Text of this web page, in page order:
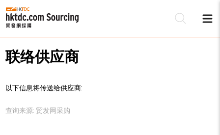
联络供应商
以下信息将传送给供应商:
查询来源: 贸发网采购